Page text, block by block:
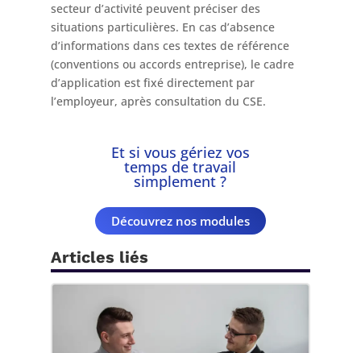
secteur d’activité peuvent préciser des
situations particulières. En cas d’absence
d’informations dans ces textes de référence
(conventions ou accords entreprise), le cadre
d’application est fixé directement par
l’employeur, après consultation du CSE.
Et si vous gériez vos
temps de travail
simplement ?
Découvrez nos modules
Articles liés